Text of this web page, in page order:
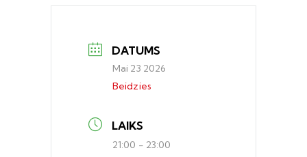
DATUMS
Mai 23 2026
Beidzies
LAIKS
21:00 - 23:00